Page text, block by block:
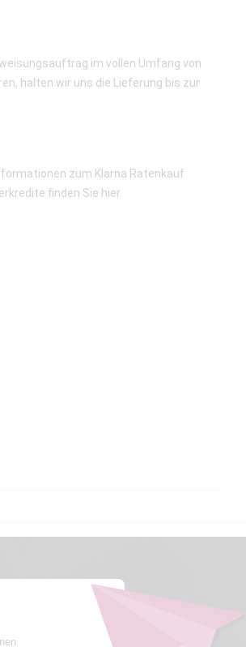
im vollen Umfang von
halten wir uns die Lieferung bis zur
zum Klarna Ratenkauf
finden Sie hier